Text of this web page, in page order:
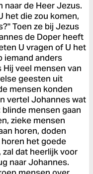
de Heer Jezus.
het die zou komen,
Toen ze bij Jezus
de Doper heeft
U vragen of U het
iemand anders
veel mensen van
geesten uit
mensen konden
vertel Johannes wat
mensen gaan
zieke mensen
horen, doden
het goede
dat heerlijk voor
naar Johannes.